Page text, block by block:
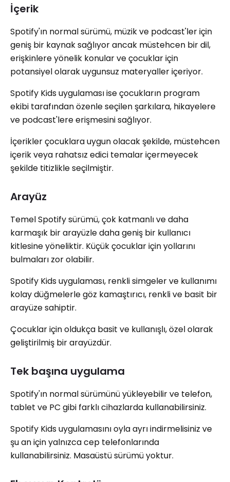
İçerik
Spotify'ın normal sürümü, müzik ve podcast'ler için
geniş bir kaynak sağlıyor ancak müstehcen bir dil,
erişkinlere yönelik konular ve çocuklar için
potansiyel olarak uygunsuz materyaller içeriyor.
Spotify Kids uygulaması ise çocukların program
ekibi tarafından özenle seçilen şarkılara, hikayelere
ve podcast'lere erişmesini sağlıyor.
İçerikler çocuklara uygun olacak şekilde, müstehcen
içerik veya rahatsız edici temalar içermeyecek
şekilde titizlikle seçilmiştir.
Arayüz
Temel Spotify sürümü, çok katmanlı ve daha
karmaşık bir arayüzle daha geniş bir kullanıcı
kitlesine yöneliktir. Küçük çocuklar için yollarını
bulmaları zor olabilir.
Spotify Kids uygulaması, renkli simgeler ve kullanımı
kolay düğmelerle göz kamaştırıcı, renkli ve basit bir
arayüze sahiptir.
Çocuklar için oldukça basit ve kullanışlı, özel olarak
geliştirilmiş bir arayüzdür.
Tek başına uygulama
Spotify'ın normal sürümünü yükleyebilir ve telefon,
tablet ve PC gibi farklı cihazlarda kullanabilirsiniz.
Spotify Kids uygulamasını oyla ayrı indirmelisiniz ve
şu an için yalnızca cep telefonlarında
kullanabilirsiniz. Masaüstü sürümü yoktur.